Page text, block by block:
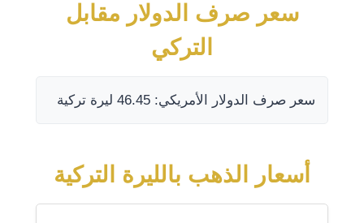
سعر صرف الدولار مقابل
التركي
سعر صرف الدولار الأمريكي: 46.45 ليرة تركية
أسعار الذهب بالليرة التركية